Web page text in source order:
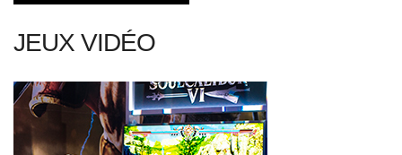
JEUX VIDÉO